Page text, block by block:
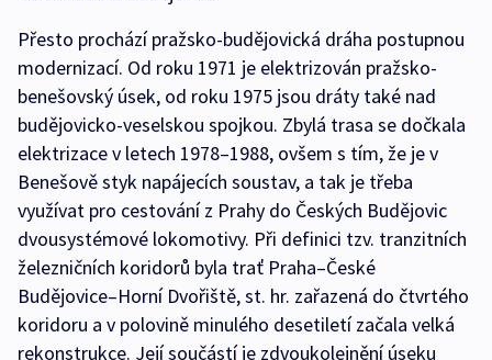
Přesto prochází pražsko-budějovická dráha postupnou
modernizací. Od roku 1971 je elektrizován pražsko-
benešovský úsek, od roku 1975 jsou dráty také nad
budějovicko-veselskou spojkou. Zbylá trasa se dočkala
elektrizace v letech 1978–1988, ovšem s tím, že je v
Benešově styk napájecích soustav, a tak je třeba
využívat pro cestování z Prahy do Českých Budějovic
dvousystémové lokomotivy. Při definici tzv. tranzitních
železničních koridorů byla trať Praha–České
Budějovice–Horní Dvořiště, st. hr. zařazená do čtvrtého
koridoru a v polovině minulého desetiletí začala velká
rekonstrukce. Její součástí je zdvoukolejnění úseku